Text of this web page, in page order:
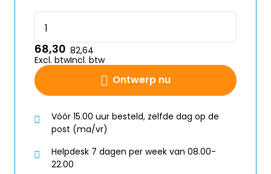
Ontwerp nu
68,30
Excl. btw
82,64
Incl. btw
Vóór 15.00 uur besteld, zelfde dag op de
post (ma/vr)
Helpdesk 7 dagen per week van 08.00-
22.00